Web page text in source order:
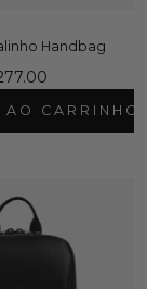
Handbag
AO CARRINHO